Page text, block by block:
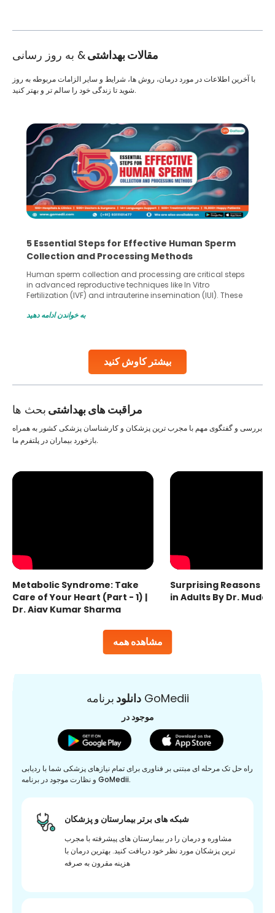
مقالات بهداشتی& به روز رسانی
بیشتر کاوش کنید
با آخرین اطلاعات در مورد درمان، روش ها، شرایط و سایر الزامات مربوطه به روز
شوید تا زندگی خود را سالم تر و بهتر کنید.
5 Essential Steps for Effective Human Sperm
Collection and Processing Methods
Human sperm collection and processing are critical steps
in advanced reproductive techniques like In Vitro
Fertilization (IVF) and intrauterine insemination (IUI). These
challenges and help couples achieve their dream of
collected, they process the
به خواندن ادامه دهید
مراقبت های بهداشتی بحث ها
مشاهده همه
بررسی و گفتگوی مهم با مجرب ترین پزشکان و کارشناسان پزشکی کشور به همراه
بازخورد بیماران در پلتفرم ما.
Metabolic Syndrome: Take
Care of Your Heart (Part - 1) |
Dr. Ajay Kumar Sharma
Surprising Reasons
in Adults By Dr.
دانلودبرنامه GoMedii
موجود در
راه حل تک مرحله ای مبتنی بر فناوری برای تمام نیازهای پزشکی شما با ردیابی
و نظارت موجود در برنامه GoMedii.
شبکه های برتر بیمارستان و پزشکان
مشاوره و درمان را در بیمارستان های پیشرفته با مجرب
ترین پزشکان مورد نظر خود دریافت کنید. بهترین درمان با
هزینه مقرون به صرفه